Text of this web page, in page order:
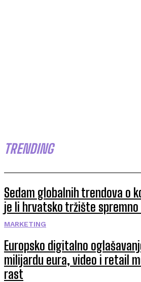
TRENDING
Sedam globalnih trendova o
je li hrvatsko tržište spremno
MARKETING
Europsko digitalno
milijardu eura, video i retail
rast